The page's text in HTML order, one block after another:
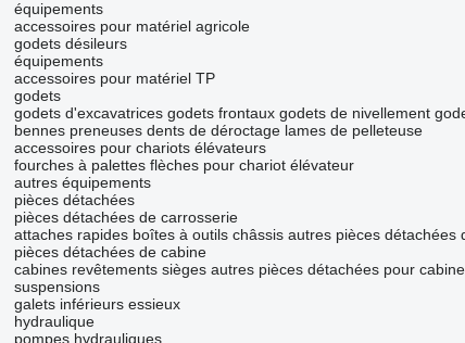
équipements
accessoires pour matériel agricole
godets désileurs
équipements
accessoires pour matériel TP
godets
godets d'excavatrices godets frontaux godets de nivellement
bennes preneuses dents de déroctage lames de pelleteuse
accessoires pour chariots élévateurs
fourches à palettes flèches pour chariot élévateur
autres équipements
pièces détachées
pièces détachées de carrosserie
attaches rapides boîtes à outils châssis autres pièces détachées
pièces détachées de cabine
cabines revêtements sièges autres pièces détachées pour cabine
suspensions
galets inférieurs essieux
hydraulique
pompes hydrauliques